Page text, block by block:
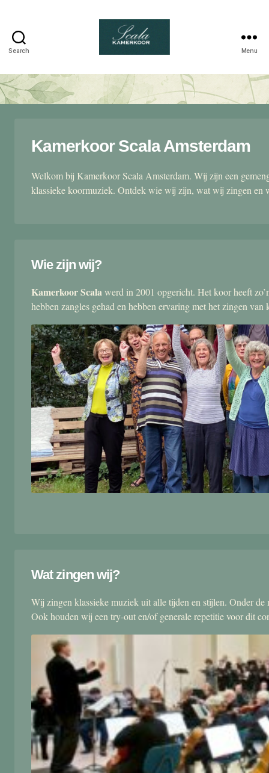
Search
kamerkoor
Menu
Kamerkoor Scala Amsterdam
Welkom bij Kamerkoor Scala Amsterdam. Wij zijn een
klassieke koormuziek. Ontdek wie wij zijn, wat wij zingen en
Wie zijn wij?
Kamerkoor Scalawerd in 2001 opgericht. Het koor heeft
hebben zangles gehad en hebben ervaring met het zingen van
Wat zingen wij?
Wij zingen klassieke muziek uit alle tijden en stijlen. Onder
Ook houden wij een try-out en/of generale repetitie voor dit